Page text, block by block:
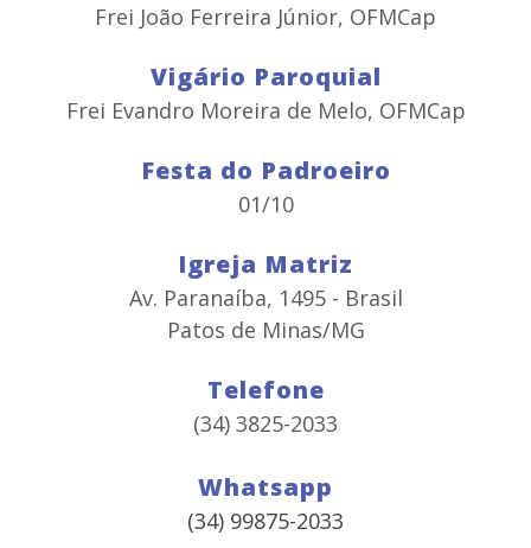
Frei João Ferreira Júnior, OFMCap
Vigário Paroquial
Frei Evandro Moreira de Melo, OFMCap
Festa do Padroeiro
01/10
Igreja Matriz
Av. Paranaíba, 1495 - Brasil
Patos de Minas/MG
Telefone
(34) 3825-2033
Whatsapp
(34) 99875-2033